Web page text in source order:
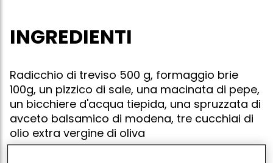
INGREDIENTI
Radicchio di treviso 500 g, formaggio brie
100g, un pizzico di sale, una macinata di pepe,
un bicchiere d'acqua tiepida, una spruzzata di
avceto balsamico di modena, tre cucchiai di
olio extra vergine di oliva